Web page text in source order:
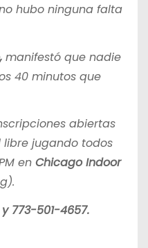
hubo ninguna falta
manifestó que nadie
40 minutos que
abiertas
jugando todos
en Chicago Indoor
773-501-4657.